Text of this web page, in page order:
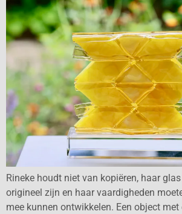
Rineke houdt niet van kopiëren, haar
origineel zijn en haar vaardigheden
mee kunnen ontwikkelen. Een object met